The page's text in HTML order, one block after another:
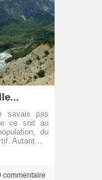
savais pas
ce soit au
du
Autant...
commentaire